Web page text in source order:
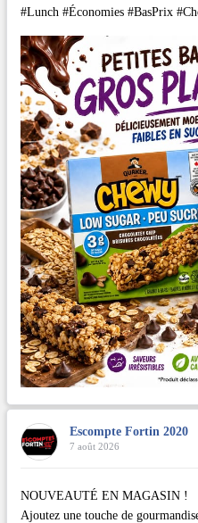
#Lunch #Économies #BasPrix
Escompte Fortin 2020
7 août 2026
NOUVEAUTÉ EN MAGASIN !
Ajoutez une touche de